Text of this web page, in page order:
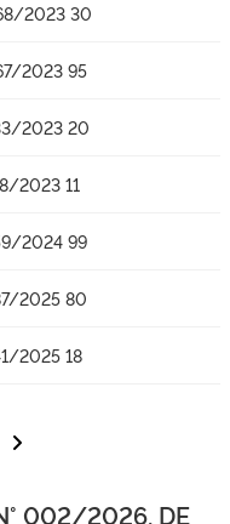
2023 30
2023 95
2023 20
2023 11
2024 99
2025 80
2025 18
002/2026, DE